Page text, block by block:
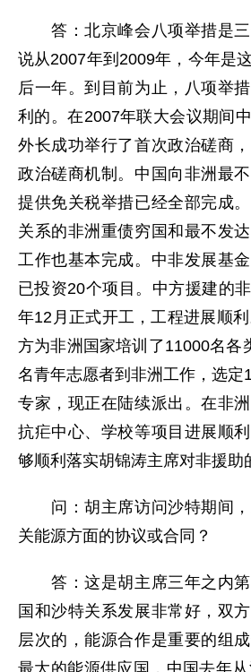
答：北京峰会八项举措是三
说从2007年到2009年，今年是
后一年。到目前为止，八项举
利的。在2007年联大会议期间
外长成功举行了首次政治磋商
政治磋商机制。中国向非洲最
提供免关税举措已经全部完成
关系的非洲重债穷国和最不发
工作也基本完成。中非发展基
已投资20个项目。中方援建的
年12月正式开工，工程进展顺
方为非洲国家培训了11000名各
名青年志愿者到非洲工作，选定
专家，现正在陆续派出。在非洲
抗疟中心、学校等项目进展顺
够顺利落实胡锦涛主席对非援助
问：胡主席访问沙特期间，
关能源方面的协议或合同？
答：这是胡主席三年之内第
国和沙特关系发展非常好，双
层次的，能源合作是重要的组
最大的能源供应国，中国去年